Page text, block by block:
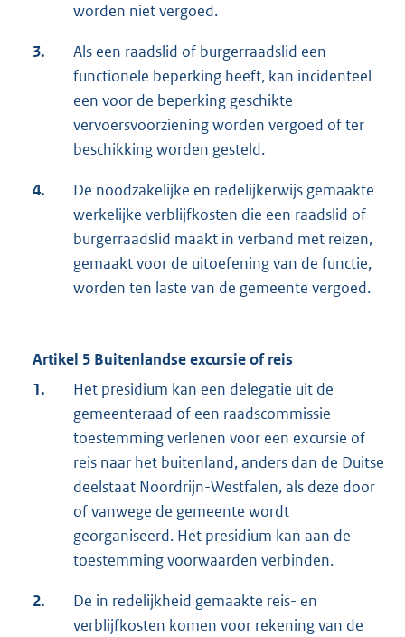
worden niet vergoed.
3.
Als een raadslid of burgerraadslid een
functionele beperking heeft, kan incidenteel
een voor de beperking geschikte
vervoersvoorziening worden vergoed of ter
beschikking worden gesteld.
4.
De noodzakelijke en redelijkerwijs gemaakte
werkelijke verblijfkosten die een raadslid of
burgerraadslid maakt in verband met reizen,
gemaakt voor de uitoefening van de functie,
worden ten laste van de gemeente vergoed.
Artikel 5 Buitenlandse excursie of reis
1.
Het presidium kan een delegatie uit de
gemeenteraad of een raadscommissie
toestemming verlenen voor een excursie of
reis naar het buitenland, anders dan de Duitse
deelstaat Noordrijn-Westfalen, als deze door
of vanwege de gemeente wordt
georganiseerd. Het presidium kan aan de
toestemming voorwaarden verbinden.
2.
De in redelijkheid gemaakte reis- en
verblijfkosten komen voor rekening van de